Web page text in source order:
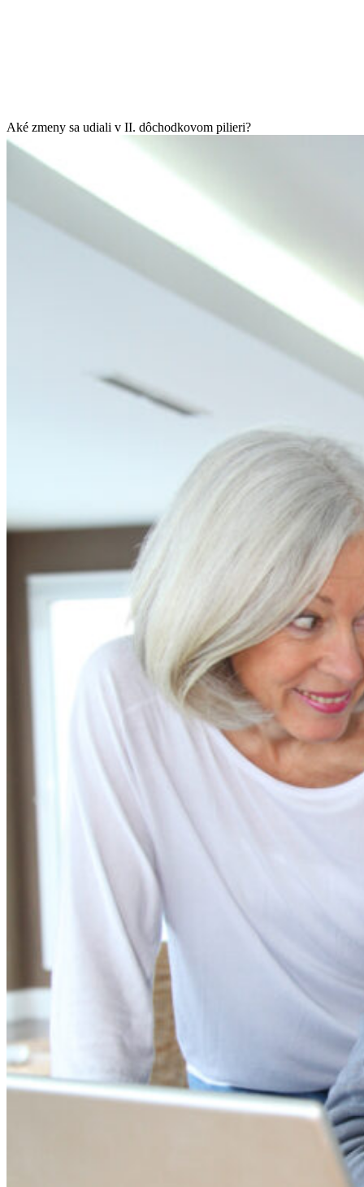
Aké zmeny sa udiali v II. dôchodkovom pilieri?